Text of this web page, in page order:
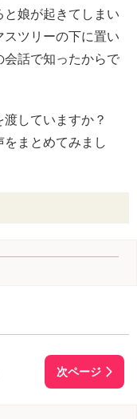
娘が起きてしまい
ツリーの下に置い
会話で知ったからで
渡していますか？
まとめてみまし